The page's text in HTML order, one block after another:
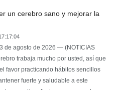
un cerebro sano y mejorar la
de agosto de 2026 — (NOTICIAS
trabaja mucho por usted, así que
favor practicando hábitos sencillos
fuerte y saludable a este